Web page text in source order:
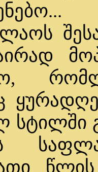
წლის